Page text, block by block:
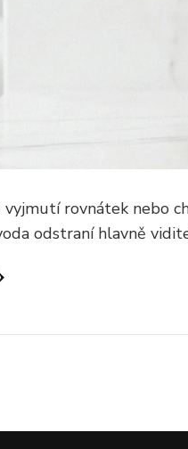
rovnátek nebo
odstraní hlavně